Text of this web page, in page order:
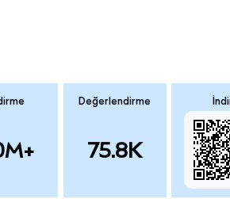
Değerlendirme
75.8K